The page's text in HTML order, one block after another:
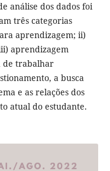
análise dos dados foi
três categorias
aprendizagem; ii)
aprendizagem
de trabalhar
a busca
e as relações dos
atual do estudante.